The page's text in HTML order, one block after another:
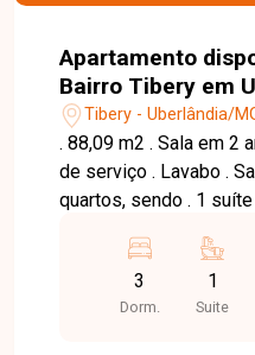
Apartamento
Bairro Tibery em
Tibery - Uberlândia/
. 88,09 m2 . Sala em 2
de serviço . Lavabo .
quartos, sendo . 1
3
Dorm.
1
Suite